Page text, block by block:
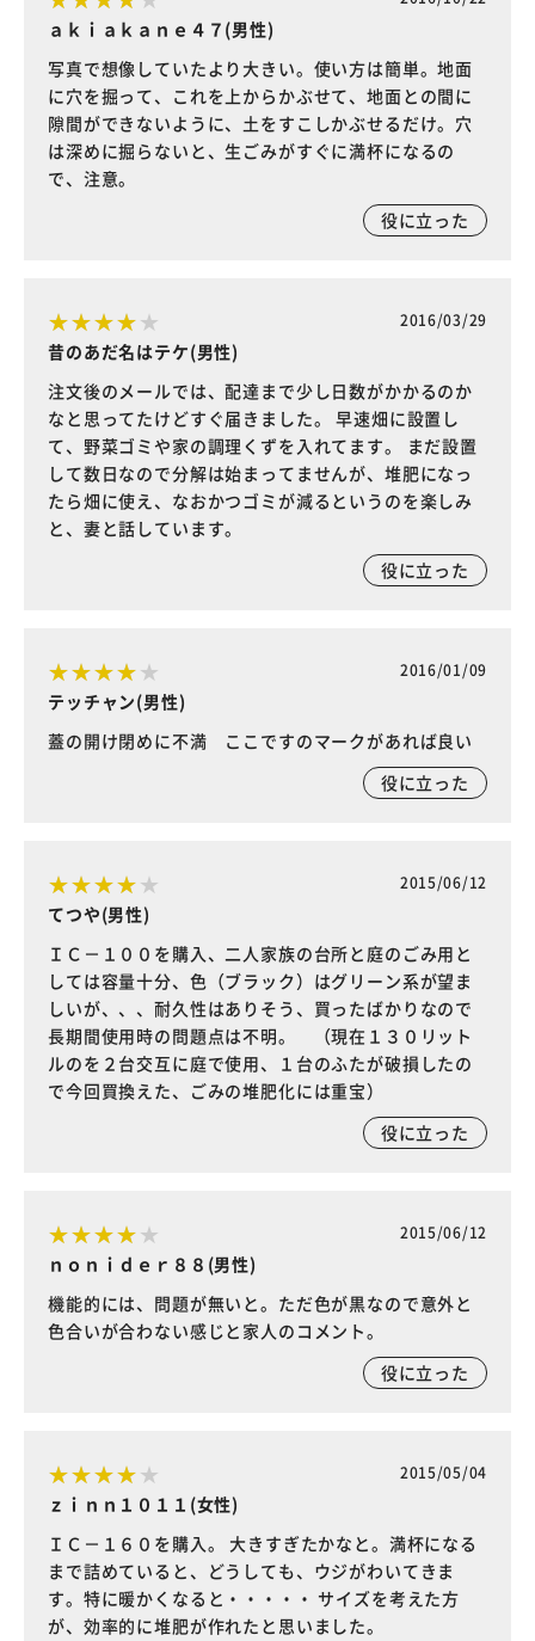
ａｋｉａｋａｎｅ４７(男性)
写真で想像していたより大きい。使い方は簡単。地面
に穴を掘って、これを上からかぶせて、地面との間に
隙間ができないように、土をすこしかぶせるだけ。穴
は深めに掘らないと、生ごみがすぐに満杯になるの
で、注意。
役に立った
2016/03/29
昔のあだ名はテケ(男性)
注文後のメールでは、配達まで少し日数がかかるのか
なと思ってたけどすぐ届きました。 早速畑に設置し
て、野菜ゴミや家の調理くずを入れてます。 まだ設置
して数日なので分解は始まってませんが、堆肥になっ
たら畑に使え、なおかつゴミが減るというのを楽しみ
と、妻と話しています。
役に立った
2016/01/09
テッチャン(男性)
蓋の開け閉めに不満 ここですのマークがあれば良い
役に立った
2015/06/12
てつや(男性)
ＩＣ－１００を購入、二人家族の台所と庭のごみ用と
しては容量十分、色（ブラック）はグリーン系が望ま
しいが、、、耐久性はありそう、買ったばかりなので
長期間使用時の問題点は不明。 （現在１３０リット
ルのを２台交互に庭で使用、１台のふたが破損したの
で今回買換えた、ごみの堆肥化には重宝）
役に立った
2015/06/12
ｎｏｎｉｄｅｒ８８(男性)
機能的には、問題が無いと。ただ色が黒なので意外と
色合いが合わない感じと家人のコメント。
役に立った
2015/05/04
ｚｉｎｎ１０１１(女性)
ＩＣ－１６０を購入。 大きすぎたかなと。満杯になる
まで詰めていると、どうしても、ウジがわいてきま
す。特に暖かくなると・・・・・ サイズを考えた方
が、効率的に堆肥が作れたと思いました。